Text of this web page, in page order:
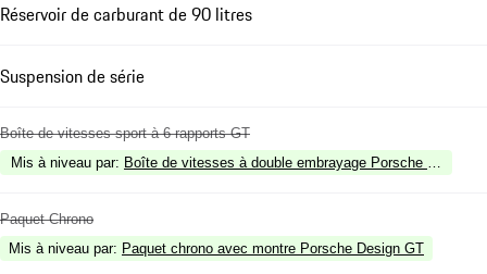
Réservoir de carburant de 90 litres
Suspension de série
Boîte de vitesses sport à 6 rapports GT
Mis à niveau par: Boîte de vitesses à double embrayage Porsche à 7
Paquet Chrono
Mis à niveau par: Paquet chrono avec montre Porsche Design GT